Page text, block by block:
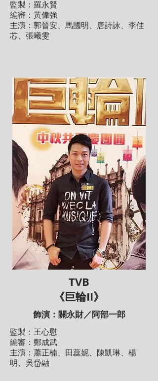
監製：羅永賢
編審：黃偉強
主演：郭晉安、馬國明、唐詩詠、李佳
芯、張曦雯
TVB
《巨輪II》
飾演：關永財／阿部一郎
監製：王心慰
編審：鄭成武
主演：蕭正楠、田蕊妮、陳凱琳、楊
明、吳岱融